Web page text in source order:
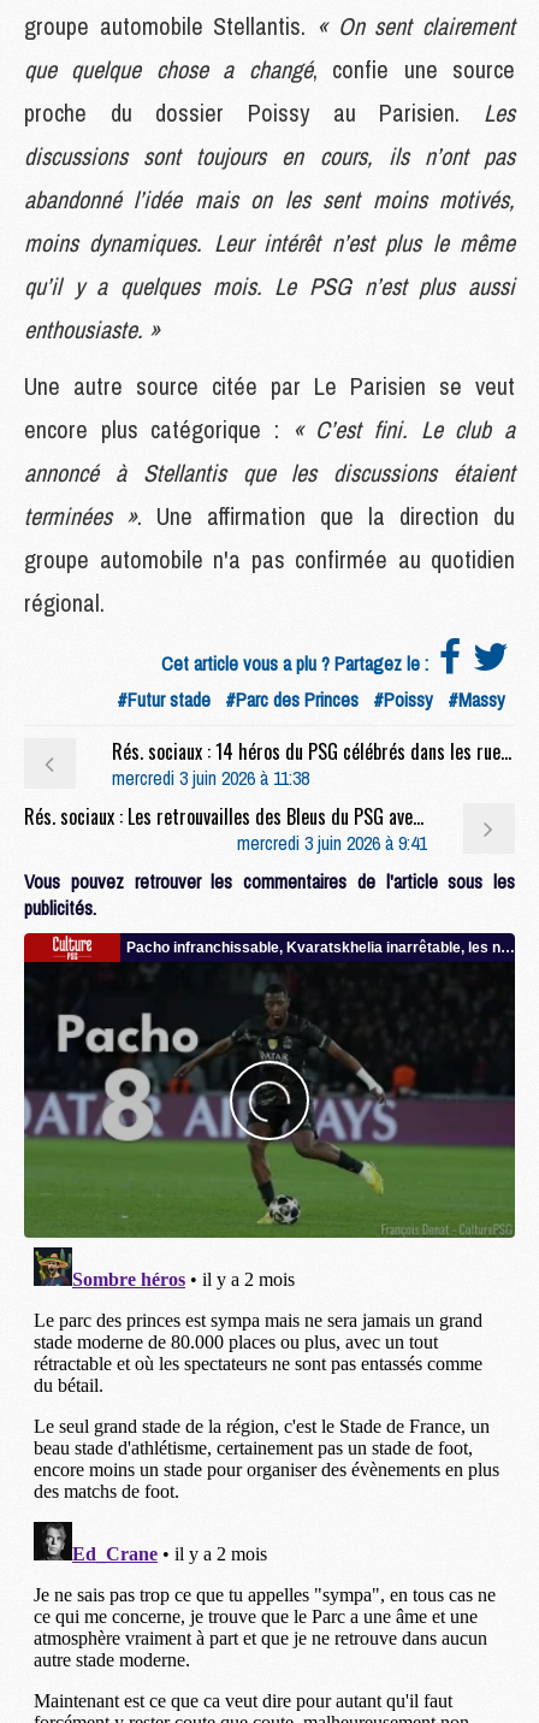
groupe automobile Stellantis. « On sent clairement
que quelque chose a changé, confie une source
proche du dossier Poissy au Parisien. Les
discussions sont toujours en cours, ils n’ont pas
abandonné l’idée mais on les sent moins motivés,
moins dynamiques. Leur intérêt n’est plus le même
qu’il y a quelques mois. Le PSG n’est plus aussi
enthousiaste. »
Une autre source citée par Le Parisien se veut
encore plus catégorique : « C’est fini. Le club a
annoncé à Stellantis que les discussions étaient
terminées ». Une affirmation que la direction du
groupe automobile n'a pas confirmée au quotidien
régional.
Cet article vous a plu ? Partagez le :
#Futur stade #Parc des Princes #Poissy #Massy
Rés. sociaux : 14 héros du PSG célébrés dans les rues de Paris
mercredi 3 juin 2026 à 11:38
Rés. sociaux : Les retrouvailles des Bleus du PSG avec Deschamps et Mbappé
mercredi 3 juin 2026 à 9:41
Vous pouvez retrouver les commentaires de l'article sous les
publicités.